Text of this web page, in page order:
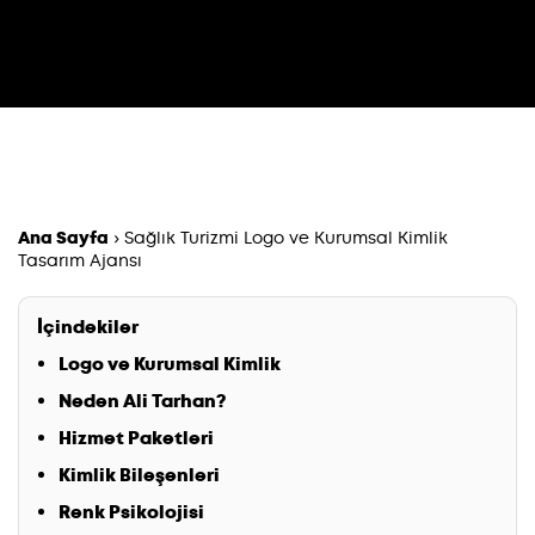
Ana Sayfa › Sağlık Turizmi Logo ve Kurumsal Kimlik
Tasarım Ajansı
İçindekiler
Logo ve Kurumsal Kimlik
Neden Ali Tarhan?
Hizmet Paketleri
Kimlik Bileşenleri
Renk Psikolojisi